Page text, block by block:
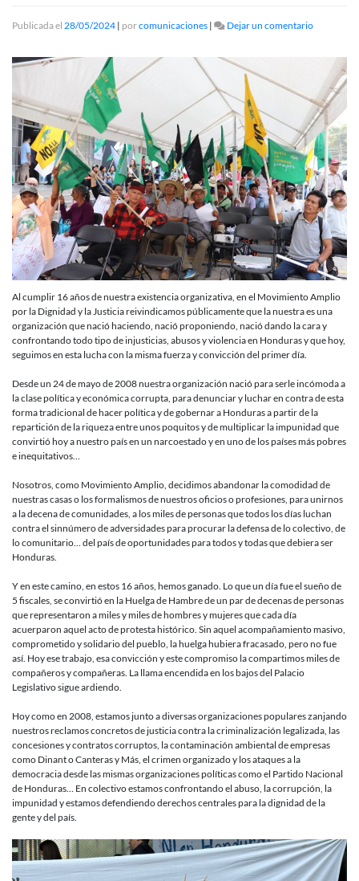
Publicada el 28/05/2024 | porcomunicaciones | Dejar un comentarioen
existencia:
En
el
MADJ
la
de
nuestra
existencia
para
las
Honduras
y
el
mundoA
16
existencia
Al cumplir 16 años de nuestra existencia organizativa, en el Movimiento Amplio
por la Dignidad y la Justicia reivindicamos públicamente que la nuestra es una
organización que nació haciendo, nació proponiendo, nació dando la cara y
confrontando todo tipo de injusticias, abusos y violencia en Honduras y que hoy,
seguimos en esta lucha con la misma fuerza y convicción del primer día.
Desde un 24 de mayo de 2008 nuestra organización nació para serle incómoda a
la clase política y económica corrupta, para denunciar y luchar en contra de esta
forma tradicional de hacer política y de gobernar a Honduras a partir de la
repartición de la riqueza entre unos poquitos y de multiplicar la impunidad que
convirtió hoy a nuestro país en un narcoestado y en uno de los países más pobres
e inequitativos…
Nosotros, como Movimiento Amplio, decidimos abandonar la comodidad de
nuestras casas o los formalismos de nuestros oficios o profesiones, para unirnos
a la decena de comunidades, a los miles de personas que todos los días luchan
contra el sinnúmero de adversidades para procurar la defensa de lo colectivo, de
lo comunitario… del país de oportunidades para todos y todas que debiera ser
Honduras.
Y en este camino, en estos 16 años, hemos ganado. Lo que un día fue el sueño de
5 fiscales, se convirtió en la Huelga de Hambre de un par de decenas de personas
que representaron a miles y miles de hombres y mujeres que cada día
acuerparon aquel acto de protesta histórico. Sin aquel acompañamiento masivo,
comprometido y solidario del pueblo, la huelga hubiera fracasado, pero no fue
así. Hoy ese trabajo, esa convicción y este compromiso la compartimos miles de
compañeros y compañeras. La llama encendida en los bajos del Palacio
Legislativo sigue ardiendo.
Hoy como en 2008, estamos junto a diversas organizaciones populares zanjando
nuestros reclamos concretos de justicia contra la criminalización legalizada, las
concesiones y contratos corruptos, la contaminación ambiental de empresas
como Dinant o Canteras y Más, el crimen organizado y los ataques a la
democracia desde las mismas organizaciones políticas como el Partido Nacional
de Honduras… En colectivo estamos confrontando el abuso, la corrupción, la
impunidad y estamos defendiendo derechos centrales para la dignidad de la
gente y del país.